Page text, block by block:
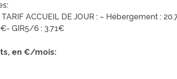
ACCUEIL DE JOUR : – Hébergement :
GIR5/6 : 3.71€
en €/mois: